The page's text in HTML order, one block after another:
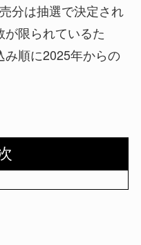
分は抽選で決定され
が限られているた
順に2025年からの